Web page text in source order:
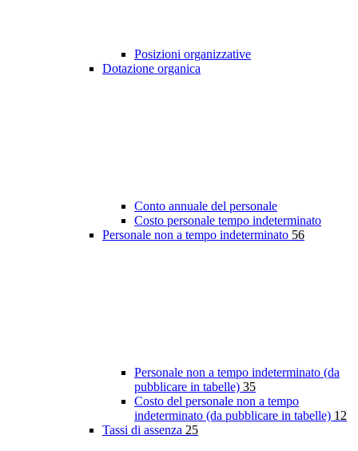
Posizioni organizzative
Dotazione organica
Conto annuale del personale
Costo personale tempo indeterminato
Personale non a tempo indeterminato 56
Personale non a tempo indeterminato (da
pubblicare in tabelle) 35
Costo del personale non a tempo
indeterminato (da pubblicare in tabelle) 12
Tassi di assenza 25